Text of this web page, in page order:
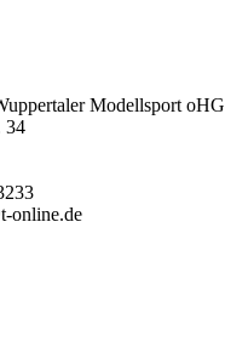
Modellsport oHG
34
online.de